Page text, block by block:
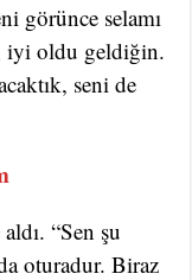
görünce selamı
iyi oldu geldiğin.
seni de
“Sen şu
oturadur. Biraz